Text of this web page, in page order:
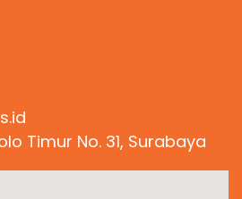
Timur No. 31, Surabaya